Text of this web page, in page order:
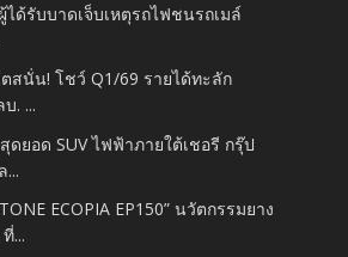
ได้รับบาดเจ็บเหตุรถไฟชนรถเมล์
ตสนั่น! โชว์ Q1/69 รายได้ทะลัก
. ...
สุดยอด SUV ไฟฟ้าภายใต้เชอรี กรุ๊ป
...
ECOPIA EP150” นวัตกรรมยาง
...